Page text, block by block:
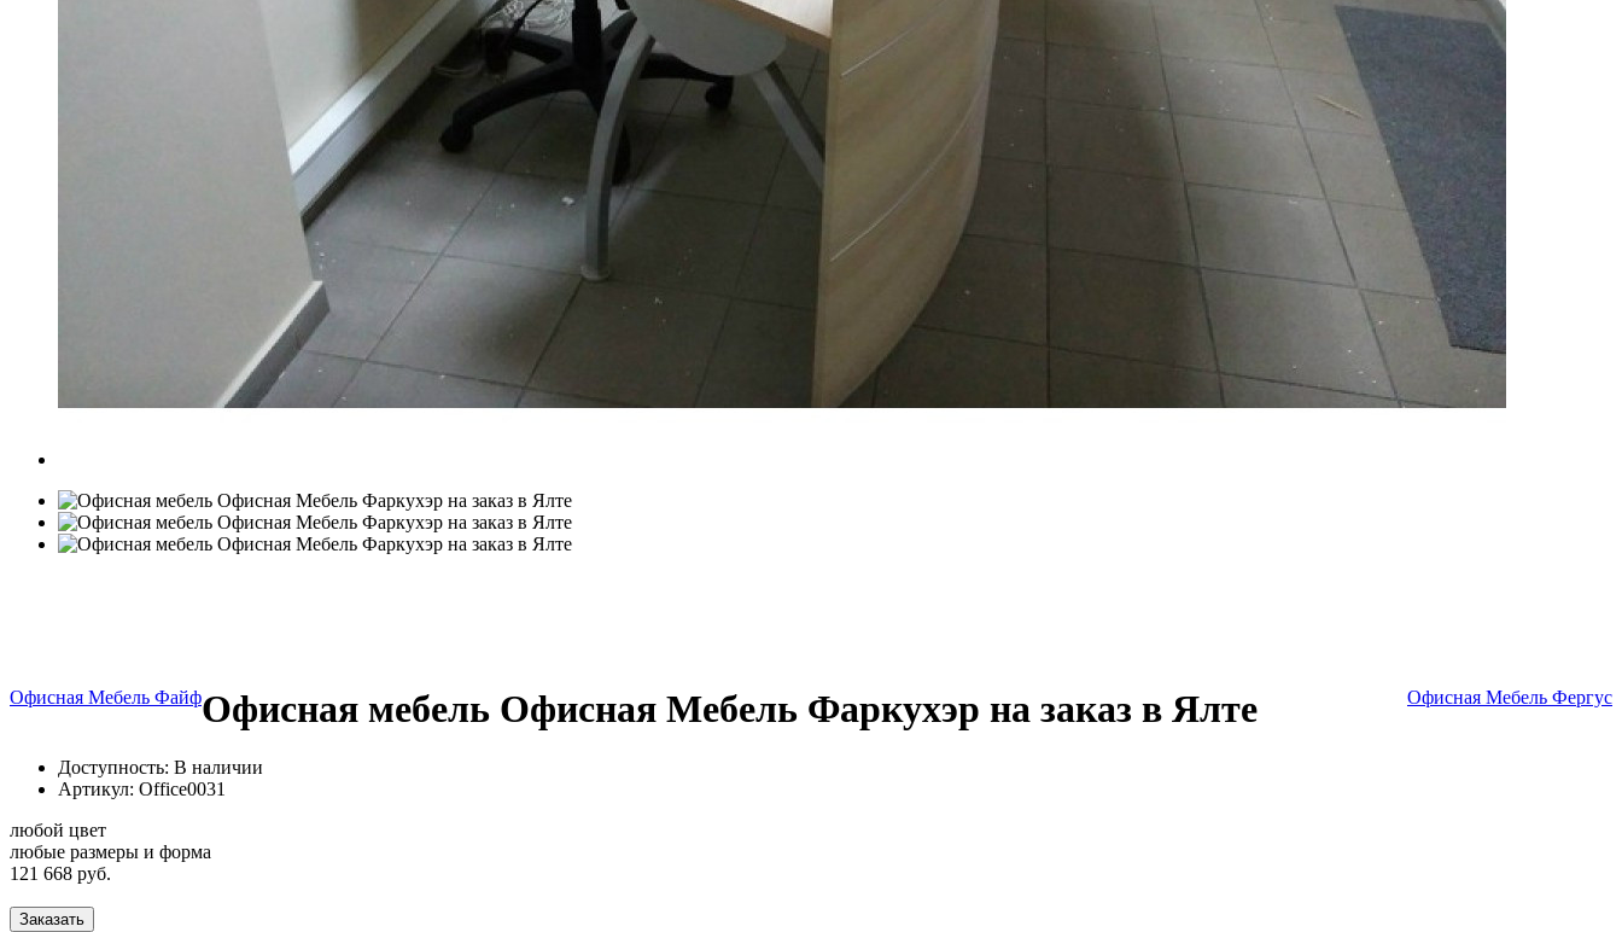
Офисная Мебель Файф Офисная Мебель Фергус
Офисная мебель Офисная Мебель Фаркухэр на заказ в Ялте
Доступность: В наличии
Артикул: Office0031
любой цвет
любые размеры и форма
121 668 руб.
Заказать